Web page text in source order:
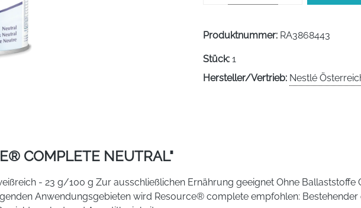
Produktnummer: RA3868443
Stück: 1
Hersteller/Vertrieb: Nestlé
COMPLETE NEUTRAL"
- 23 g/100 g Zur ausschließlichen Ernährung geeignet Ohne Ballaststoffe
Anwendungsgebieten wird Resource® complete empfohlen: